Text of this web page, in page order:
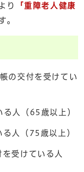
り
「重障老人健康
。
の交付を受けてい
人（65歳以上）
人（75歳以上）
受けている人